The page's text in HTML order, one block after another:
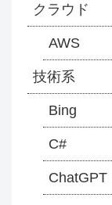
クラウド
AWS
技術系
Bing
C#
ChatGPT